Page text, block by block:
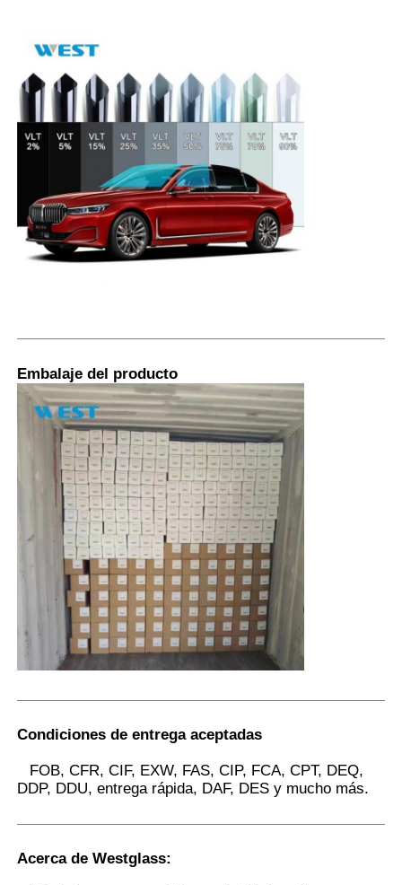
Embalaje del producto
Condiciones de entrega aceptadas
FOB, CFR, CIF, EXW, FAS, CIP, FCA, CPT, DEQ,
DDP, DDU, entrega rápida, DAF, DES y mucho más.
Acerca de Westglass: